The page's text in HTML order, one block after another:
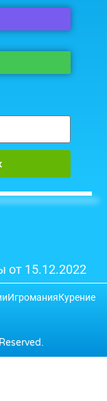
15.12.2022
ИгроманияКурение